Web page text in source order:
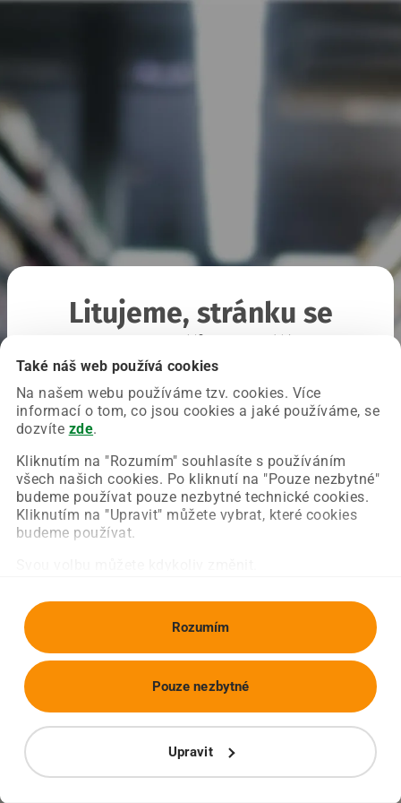
Také náš web používá cookies
Na našem webu používáme tzv. cookies. Více
informací o tom, co jsou cookies a jaké používáme, se
dozvíte zde.
Kliknutím na "Rozumím" souhlasíte s používáním
všech našich cookies. Po kliknutí na "Pouze nezbytné"
budeme používat pouze nezbytné technické cookies.
Kliknutím na "Upravit" můžete vybrat, které cookies
budeme používat.
Rozumím
Upravit
Pouze nezbytné
Litujeme, stránku se
Chyba nastala na naší straně a už ji opravujeme.
Zkuste prosím znovu načíst požadovanou stránku.
Obnovit stránku Úvodní strana